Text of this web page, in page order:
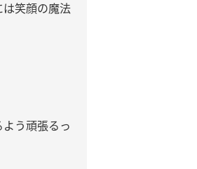
笑顔の魔法
う頑張るっ